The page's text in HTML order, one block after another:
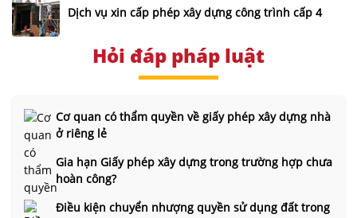
Dịch vụ xin cấp phép xây dựng công trình cấp 4
Hỏi đáp pháp luật
Cơ quan có thẩm quyền về giấy phép xây dựng nhà
ở riêng lẻ
Gia hạn Giấy phép xây dựng trong trường hợp chưa
hoàn công?
Điều kiện chuyển nhượng quyền sử dụng đất trong